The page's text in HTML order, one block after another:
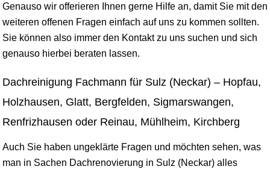
Genauso wir offerieren Ihnen gerne Hilfe an, damit Sie mit den
weiteren offenen Fragen einfach auf uns zu kommen sollten.
Sie können also immer den Kontakt zu uns suchen und sich
genauso hierbei beraten lassen.
Dachreinigung Fachmann für Sulz (Neckar) – Hopfau,
Holzhausen, Glatt, Bergfelden, Sigmarswangen,
Renfrizhausen oder Reinau, Mühlheim, Kirchberg
Auch Sie haben ungeklärte Fragen und möchten sehen, was
man in Sachen Dachrenovierung in Sulz (Neckar) alles